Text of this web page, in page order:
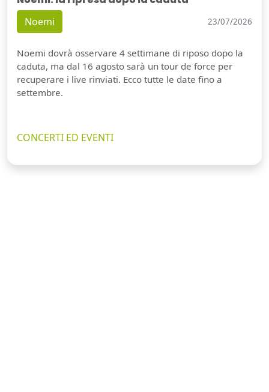
Noemi 23/07/2026
Noemi dovrà osservare 4 settimane di riposo dopo la
caduta, ma dal 16 agosto sarà un tour de force per
recuperare i live rinviati. Ecco tutte le date fino a
settembre.
CONCERTI ED EVENTI